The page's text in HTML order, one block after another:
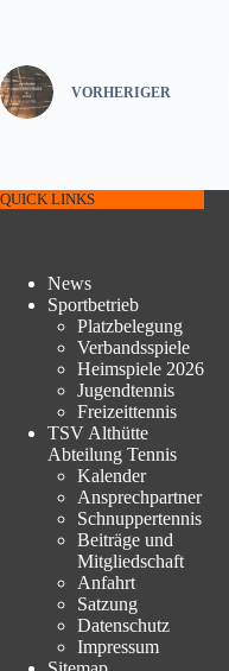
VORHERIGER
QUICK LINKS
News
Sportbetrieb
Platzbelegung
Verbandsspiele
Heimspiele 2026
Jugendtennis
Freizeittennis
TSV Althütte
Abteilung Tennis
Kalender
Ansprechpartner
Schnuppertennis
Beiträge und
Mitgliedschaft
Anfahrt
Satzung
Datenschutz
Impressum